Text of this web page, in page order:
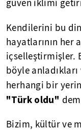
güven iklimi
Kendilerini bu
hayatlarının her
içselleştirmişler.
böyle anladıkları
herhangi bir
"Türk oldu"
Bizim, kültür ve